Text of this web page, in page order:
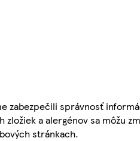
zabezpečili správnosť
zložiek a alergénov sa môžu
stránkach.